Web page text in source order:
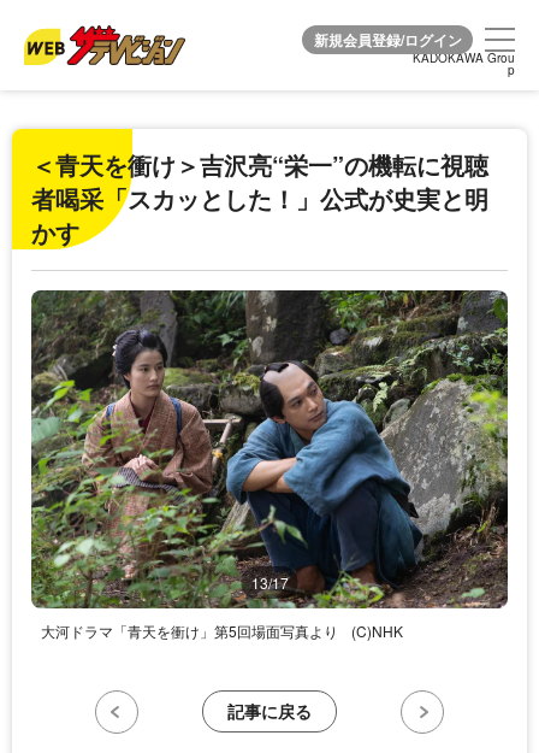
KADOKAWA Grou
p
KADOKAWA Grou
p
＜青天を衝け＞吉沢亮“栄一”の機転に視聴
者喝采「スカッとした！」公式が史実と明
かす
13/17
大河ドラマ「青天を衝け」第5回場面写真より (C)NHK
記事に戻る